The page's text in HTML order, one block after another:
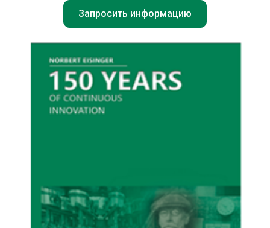
Запросить информацию